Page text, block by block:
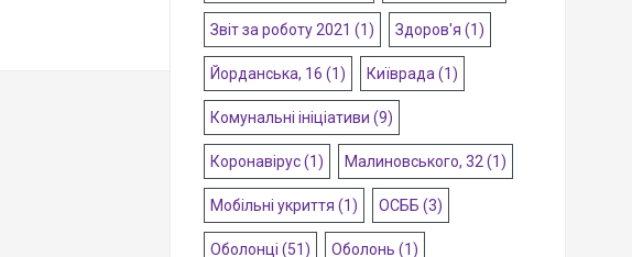
Звіт за роботу 2021 (1) Здоров'я (1)
Йорданська, 16 (1) Київрада(1)
Комунальні ініціативи (9)
Коронавірус(1) Малиновського, 32(1)
Мобільні укриття (1) ОСББ (3)
Оболонці (51) Оболонь (1)